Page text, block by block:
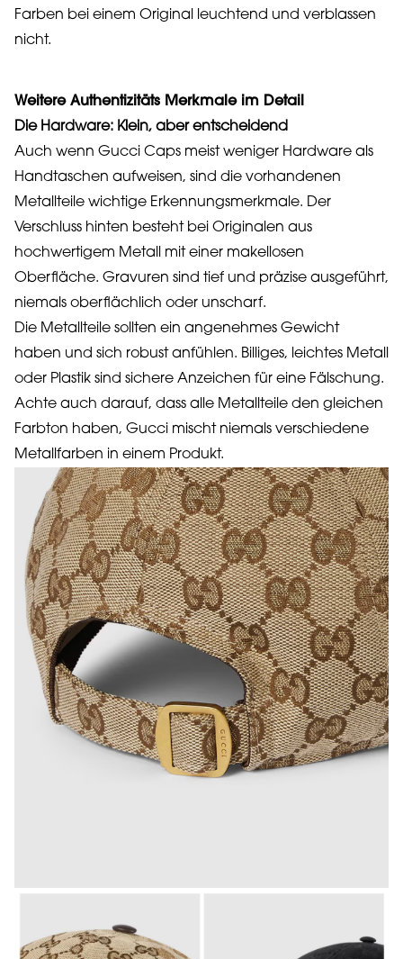
Farben bei einem Original leuchtend und verblassen
nicht.
Weitere Authentizitäts Merkmale im Detail
Die Hardware: Klein, aber entscheidend
Auch wenn Gucci Caps meist weniger Hardware als
Handtaschen aufweisen, sind die vorhandenen
Metallteile wichtige Erkennungsmerkmale. Der
Verschluss hinten besteht bei Originalen aus
hochwertigem Metall mit einer makellosen
Oberfläche. Gravuren sind tief und präzise ausgeführt,
niemals oberflächlich oder unscharf.
Die Metallteile sollten ein angenehmes Gewicht
haben und sich robust anfühlen. Billiges, leichtes Metall
oder Plastik sind sichere Anzeichen für eine Fälschung.
Achte auch darauf, dass alle Metallteile den gleichen
Farbton haben, Gucci mischt niemals verschiedene
Metallfarben in einem Produkt.